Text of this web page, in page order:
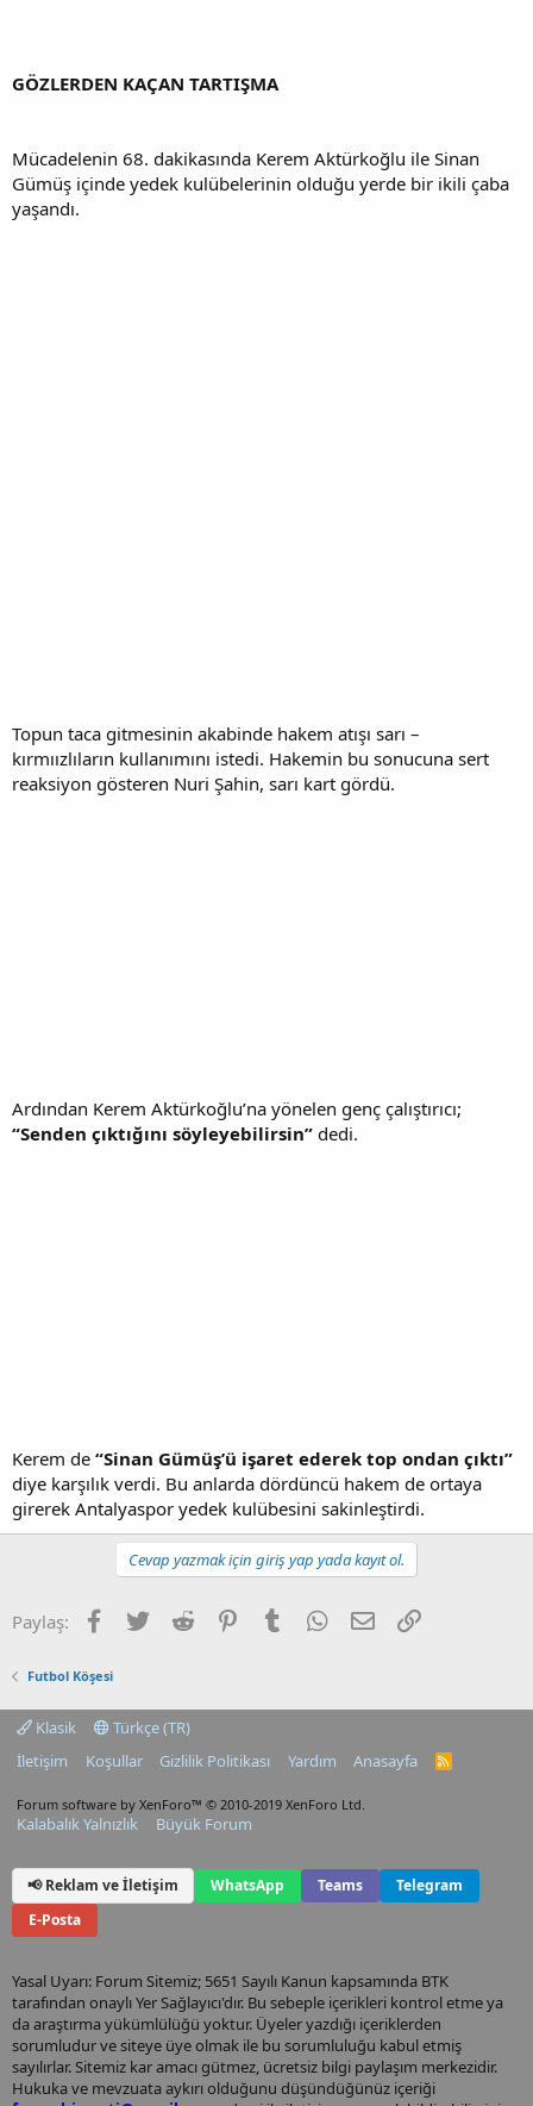
GÖZLERDEN KAÇAN TARTIŞMA
Mücadelenin 68. dakikasında Kerem Aktürkoğlu ile Sinan
Gümüş içinde yedek kulübelerinin olduğu yerde bir ikili çaba
yaşandı.
Topun taca gitmesinin akabinde hakem atışı sarı –
kırmıızlıların kullanımını istedi. Hakemin bu sonucuna sert
reaksiyon gösteren Nuri Şahin, sarı kart gördü.
Ardından Kerem Aktürkoğlu’na yönelen genç çalıştırıcı;
“Senden çıktığını söyleyebilirsin” dedi.
Kerem de “Sinan Gümüş’ü işaret ederek top ondan çıktı”
diye karşılık verdi. Bu anlarda dördüncü hakem de ortaya
girerek Antalyaspor yedek kulübesini sakinleştirdi.
Cevap yazmak için giriş yap yada kayıt ol.
Paylaş: Facebook
TwitterReddit PinterestTumblrWhatsApp
E-postaLink
Futbol Köşesi
Klasik
Türkçe (TR)
İletişim
Koşullar Gizlilik Politikası Yardım Anasayfa
R
Forum software by XenForo™ © 2010-2019 XenForo Ltd.
Kalabalık Yalnızlık Büyük Forum
📢 Reklam ve İletişim WhatsApp Teams
Telegram
E-Posta
Yasal Uyarı: Forum Sitemiz; 5651 Sayılı Kanun kapsamında BTK
tarafından onaylı Yer Sağlayıcı'dır. Bu sebeple içerikleri kontrol etme ya
da araştırma yükümlülüğü yoktur. Üyeler yazdığı içeriklerden
sorumludur ve siteye üye olmak ile bu sorumluluğu kabul etmiş
sayılırlar. Sitemiz kar amacı gütmez, ücretsiz bilgi paylaşım merkezidir.
Hukuka ve mevzuata aykırı olduğunu düşündüğünüz içeriği